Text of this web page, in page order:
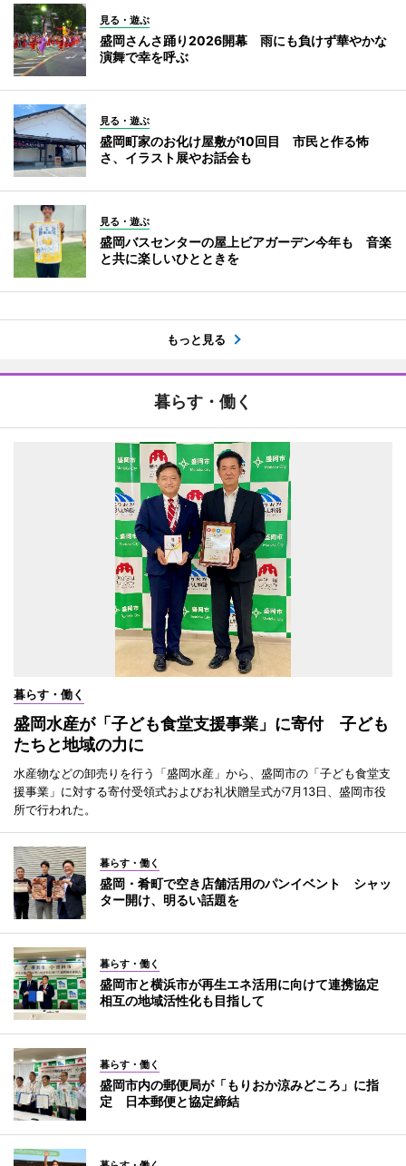
見る・遊ぶ
盛岡さんさ踊り2026開幕 雨にも負けず華やかな
演舞で幸を呼ぶ
見る・遊ぶ
盛岡町家のお化け屋敷が10回目 市民と作る怖
さ、イラスト展やお話会も
見る・遊ぶ
盛岡バスセンターの屋上ビアガーデン今年も 音楽
と共に楽しいひとときを
もっと見る
暮らす・働く
暮らす・働く
盛岡水産が「子ども食堂支援事業」に寄付 子ども
たちと地域の力に
水産物などの卸売りを行う「盛岡水産」から、盛岡市の「子ども食堂支
援事業」に対する寄付受領式およびお礼状贈呈式が7月13日、盛岡市役
所で行われた。
暮らす・働く
盛岡・肴町で空き店舗活用のパンイベント シャッ
ター開け、明るい話題を
暮らす・働く
盛岡市と横浜市が再生エネ活用に向けて連携協定
相互の地域活性化も目指して
暮らす・働く
盛岡市内の郵便局が「もりおか涼みどころ」に指
定 日本郵便と協定締結